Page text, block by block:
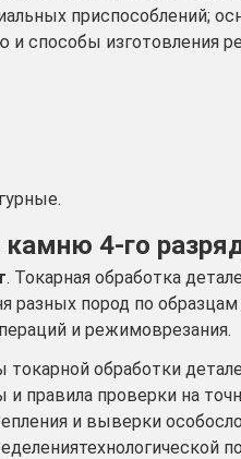
приспособлений;
и способы изготовления
камню 4-го
. Токарная обработка
пород по образцам
и режимоврезания.
токарной обработки
правила проверки на
и выверки